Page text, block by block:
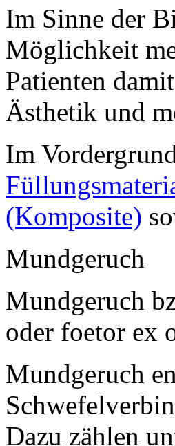
Im Sinne der
Möglichkeit
Patienten
Ästhetik und
Im
(Komposite)
Mundgeruch
Mundgeruch
oder foetor ex
Mundgeruch
Dazu zählen